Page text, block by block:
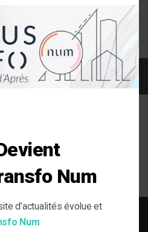
Num
d’actualités évolue et
Num